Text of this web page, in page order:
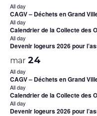
All day
CAGV – Déchets en Grand
All day
Calendrier de la Collecte des
All day
Devenir logeurs 2026 pour
mar 24
All day
CAGV – Déchets en Grand
All day
Calendrier de la Collecte des
All day
Devenir logeurs 2026 pour